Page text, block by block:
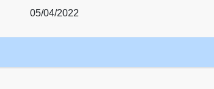
05/04/2022